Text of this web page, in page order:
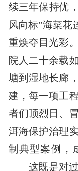
续三年保持优
风向标”海菜
重焕夺目光彩
院人二十余载
塘到湿地长廊
建，每一项工
者们顶烈日、
洱海保护治理
制典型案例，
——这既是对过